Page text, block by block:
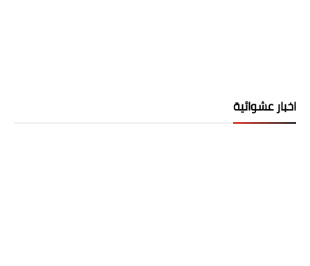
اخبار عشوائية